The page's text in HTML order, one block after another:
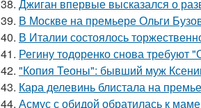
38. Джиган впервые высказался о
39. В Москве на премьере Ольги
40. В Италии состоялось
41. Регину тодоренко снова требуют
42. "Копия Теоны": бывший муж
43. Кара делевинь блистала на
44. Асмус с обидой обратилась к